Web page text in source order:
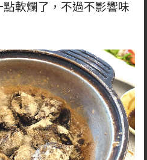
軟爛了，不過不影響味